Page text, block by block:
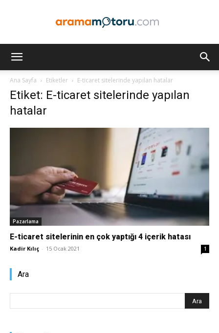
Optimizasyonu
ve
Pazarlaması
Ana Sayfa Etiketler E-ticaret sitelerinde yapılan hatalar
Etiket: E-ticaret sitelerinde yapılan
hatalar
Pazarlama
E-ticaret sitelerinin en çok yaptığı 4 içerik hatası
Kadir Kılıç - 15 Ocak 2021 1
Ara